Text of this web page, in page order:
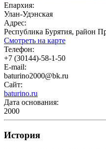
Епархия:
Улан-Удэнская
Адрес:
Республика Бурятия, район
Смотреть на карте
Телефон:
+7 (30144)-58-1-50
E-mail:
baturino2000@bk.ru
Сайт:
baturino.ru
Дата основания:
2000
История